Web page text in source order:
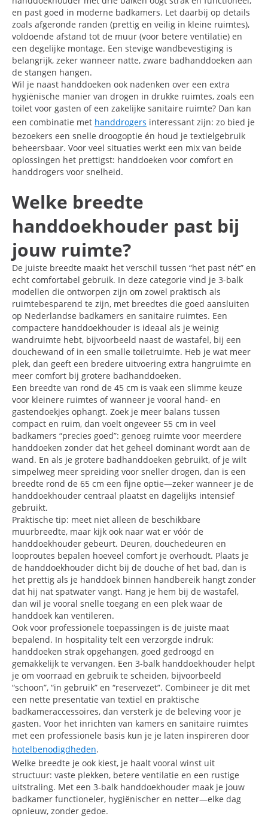
en past goed in moderne badkamers. Let daarbij op details
zoals afgeronde randen (prettig en veilig in kleine ruimtes),
voldoende afstand tot de muur (voor betere ventilatie) en
een degelijke montage. Een stevige wandbevestiging is
belangrijk, zeker wanneer natte, zware badhanddoeken aan
de stangen hangen.
Wil je naast handdoeken ook nadenken over een extra
hygiënische manier van drogen in drukke ruimtes, zoals een
toilet voor gasten of een zakelijke sanitaire ruimte? Dan kan
een combinatie met handdrogers interessant zijn: zo bied je
bezoekers een snelle droogoptie én houd je textielgebruik
beheersbaar. Voor veel situaties werkt een mix van beide
oplossingen het prettigst: handdoeken voor comfort en
handdrogers voor snelheid.
Welke breedte
handdoekhouder past bij
jouw ruimte?
De juiste breedte maakt het verschil tussen “het past nét” en
echt comfortabel gebruik. In deze categorie vind je 3-balk
modellen die ontworpen zijn om zowel praktisch als
ruimtebesparend te zijn, met breedtes die goed aansluiten
op Nederlandse badkamers en sanitaire ruimtes. Een
compactere handdoekhouder is ideaal als je weinig
wandruimte hebt, bijvoorbeeld naast de wastafel, bij een
douchewand of in een smalle toiletruimte. Heb je wat meer
plek, dan geeft een bredere uitvoering extra hangruimte en
meer comfort bij grotere badhanddoeken.
Een breedte van rond de 45 cm is vaak een slimme keuze
voor kleinere ruimtes of wanneer je vooral hand- en
gastendoekjes ophangt. Zoek je meer balans tussen
compact en ruim, dan voelt ongeveer 55 cm in veel
badkamers “precies goed”: genoeg ruimte voor meerdere
handdoeken zonder dat het geheel dominant wordt aan de
wand. En als je grotere badhanddoeken gebruikt, of je wilt
simpelweg meer spreiding voor sneller drogen, dan is een
breedte rond de 65 cm een fijne optie—zeker wanneer je de
handdoekhouder centraal plaatst en dagelijks intensief
gebruikt.
Praktische tip: meet niet alleen de beschikbare
muurbreedte, maar kijk ook naar wat er vóór de
handdoekhouder gebeurt. Deuren, douchedeuren en
looproutes bepalen hoeveel comfort je overhoudt. Plaats je
de handdoekhouder dicht bij de douche of het bad, dan is
het prettig als je handdoek binnen handbereik hangt zonder
dat hij nat spatwater vangt. Hang je hem bij de wastafel,
dan wil je vooral snelle toegang en een plek waar de
handdoek kan ventileren.
Ook voor professionele toepassingen is de juiste maat
bepalend. In hospitality telt een verzorgde indruk:
handdoeken strak opgehangen, goed gedroogd en
gemakkelijk te vervangen. Een 3-balk handdoekhouder helpt
je om voorraad en gebruik te scheiden, bijvoorbeeld
“schoon”, “in gebruik” en “reservezet”. Combineer je dit met
een nette presentatie van textiel en praktische
badkameraccessoires, dan versterk je de beleving voor je
gasten. Voor het inrichten van kamers en sanitaire ruimtes
met een professionele basis kun je je laten inspireren door
hotelbenodigdheden.
Welke breedte je ook kiest, je haalt vooral winst uit
structuur: vaste plekken, betere ventilatie en een rustige
uitstraling. Met een 3-balk handdoekhouder maak je jouw
badkamer functioneler, hygiënischer en netter—elke dag
opnieuw, zonder gedoe.